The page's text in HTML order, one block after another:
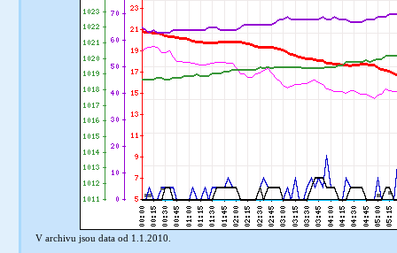
V archivu jsou data od 1.1.2010.